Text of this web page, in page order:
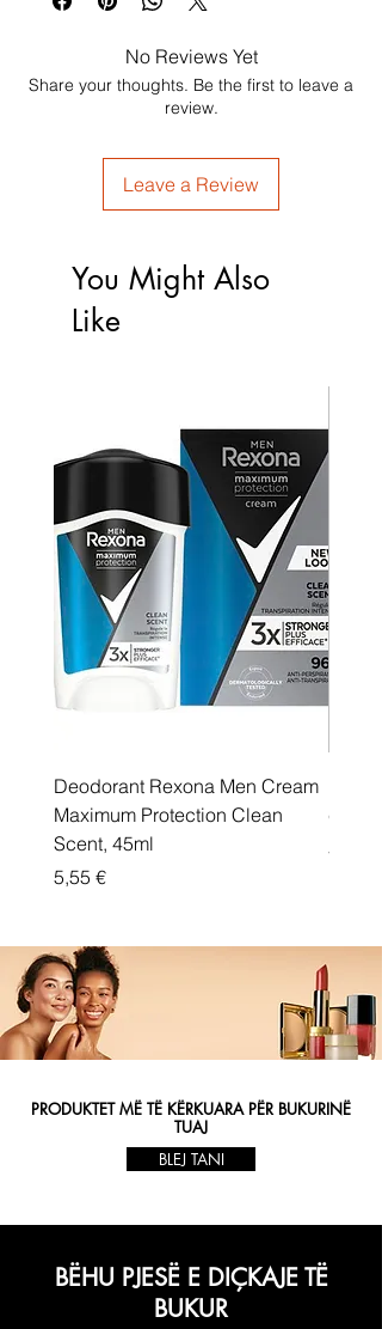
No Reviews Yet
Share your thoughts. Be the first to leave a
review.
Leave a Review
You Might Also
Like
Deodorant Rexona Men Cream
Maximum Protection Clean
Scent, 45ml
Price
5,55 €
Price
5,55 €
PRODUKTET MË TË KËRKUARA PËR BUKURINË
TUAJ
BLEJ TANI
BËHU PJESË E DIÇKAJE TË
BUKUR